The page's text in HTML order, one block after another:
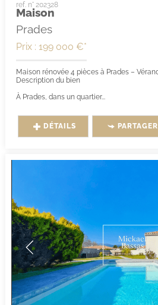
ref. n° 202328
Maison
Prades
Prix : 199 000 €*
Description du bien
À Prades, dans un quartier...
DÉTAILS PARTAGER